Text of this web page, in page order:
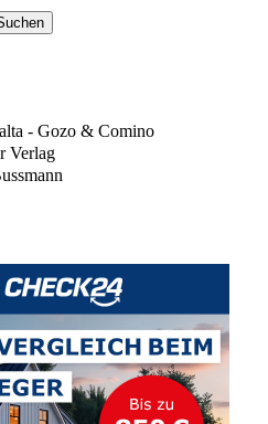
- Gozo & Comino
Verlag